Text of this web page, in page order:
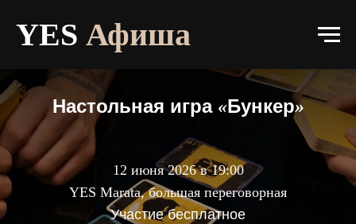
Афиша
Контакты
О прокте
Галерея
Афиша
YES Афиша
Настольная игра «Бункер»
12 июня 2026 в 19:00
YES Marata, большая переговорная
Участие бесплатное